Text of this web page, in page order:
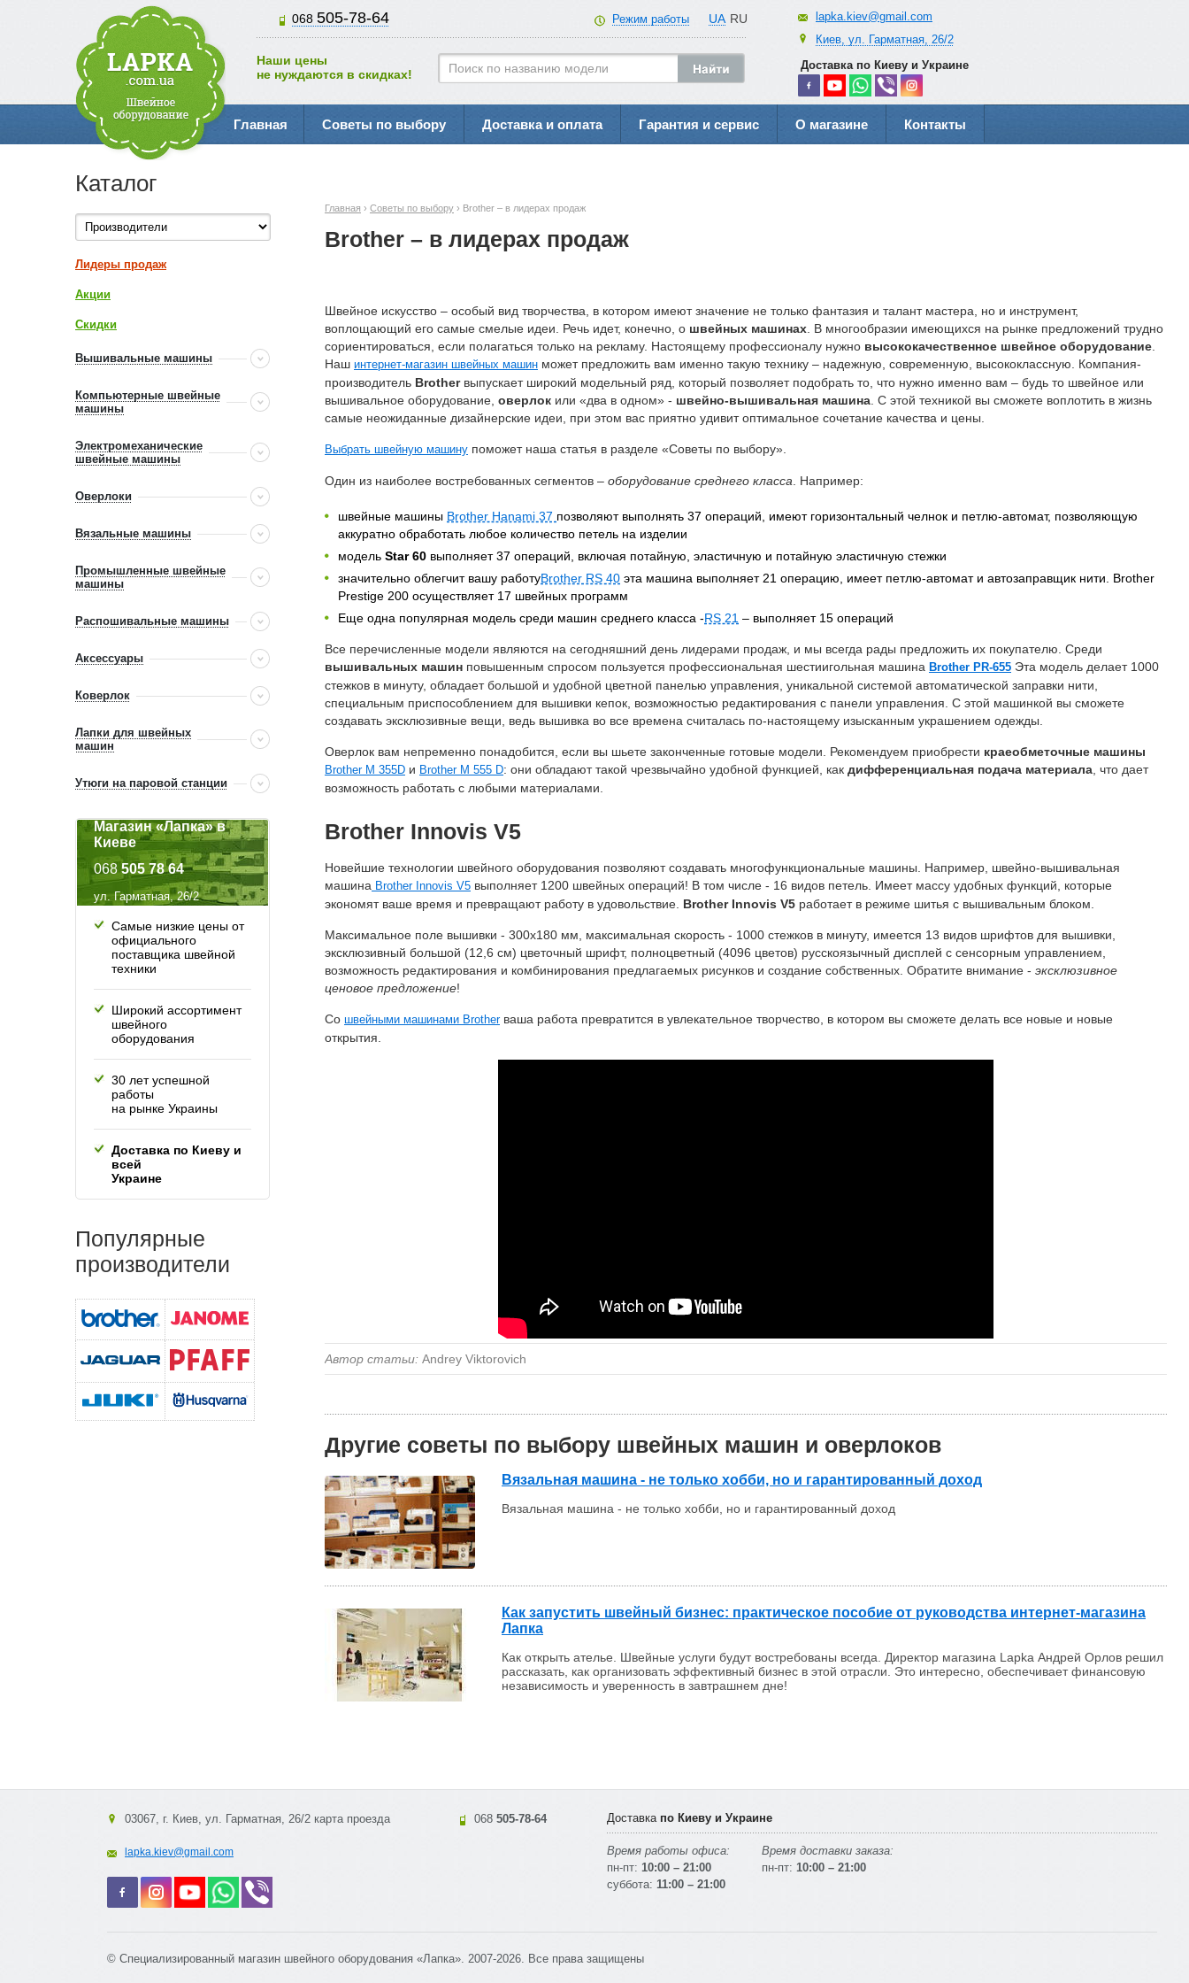
068 505-78-64 UA RU
Режим работы
Наши цены
не нуждаются в скидках!
lapka.kiev@gmail.com
Киев, ул. Гарматная, 26/2
Доставка по Киеву и Украине
Главная Советы по выбору Доставка и оплата Гарантия и сервис О магазине Контакты
Главная › Советы по выбору › Brother – в лидерах продаж
Brother – в лидерах продаж
Швейное искусство – особый вид творчества, в котором имеют значение не только фантазия и талант мастера, но и инструмент,
воплощающий его самые смелые идеи. Речь идет, конечно, о швейных машинах . В многообразии имеющихся на рынке предложений трудно
сориентироваться, если полагаться только на рекламу. Настоящему профессионалу нужно высококачественное швейное оборудование
Наш интернет-магазин швейных машин может предложить вам именно такую технику – надежную, современную, высококлассную. Компания-
производитель Brotherвыпускает широкий модельный ряд, который позволяет подобрать то, что нужно именно вам – будь то швейное или
вышивальное оборудование, оверлок или «два в одном» - швейно-вышивальная машина . С этой техникой вы сможете воплотить в жизнь
самые неожиданные дизайнерские идеи, при этом вас приятно удивит оптимальное сочетание качества и цены.
Выбрать швейную машину поможет наша статья в разделе «Советы по выбору».
Один из наиболее востребованных сегментов – оборудование среднего класса . Например:
швейные машины Brother Hanami 37 позволяют выполнять 37 операций, имеют горизонтальный челнок и петлю-автомат, позволяющую
аккуратно обработать любое количество петель на изделии
модель Star 60 выполняет 37 операций, включая потайную, эластичную и потайную эластичную стежки
значительно облегчит вашу работуBrother RS 40 эта машина выполняет 21 операцию, имеет петлю-автомат и автозаправщик нити. Brother
Prestige 200 осуществляет 17 швейных программ
Еще одна популярная модель среди машин среднего класса -RS 21 – выполняет 15 операций
Все перечисленные модели являются на сегодняшний день лидерами продаж, и мы всегда рады предложить их покупателю. Среди
вышивальных машин повышенным спросом пользуется профессиональная шестиигольная машина Brother PR-655 Эта модель делает 1000
стежков в минуту, обладает большой и удобной цветной панелью управления, уникальной системой автоматической заправки нити,
специальным приспособлением для вышивки кепок, возможностью редактирования с панели управления. С этой машинкой вы сможете
создавать эксклюзивные вещи, ведь вышивка во все времена считалась по-настоящему изысканным украшением одежды.
Оверлок вам непременно понадобится, если вы шьете законченные готовые модели. Рекомендуем приобрести краеобметочные машины
Brother M 355D и Brother M 555 D: они обладают такой чрезвычайно удобной функцией, как дифференциальная подача материала , что дает
возможность работать с любыми материалами.
Brother Innovis V5
Новейшие технологии швейного оборудования позволяют создавать многофункциональные машины. Например, швейно-вышивальная
машина Brother Innovis V5 выполняет 1200 швейных операций! В том числе - 16 видов петель. Имеет массу удобных функций, которые
экономят ваше время и превращают работу в удовольствие. Brother Innovis V5 работает в режиме шитья с вышивальным блоком.
Максимальное поле вышивки - 300х180 мм, максимальная скорость - 1000 стежков в минуту, имеется 13 видов шрифтов для вышивки,
эксклюзивный большой (12,6 см) цветочный шрифт, полноцветный (4096 цветов) русскоязычный дисплей с сенсорным управлением,
возможность редактирования и комбинирования предлагаемых рисунков и создание собственных. Обратите внимание - эксклюзивное
ценовое предложение!
Со швейными машинами Brotherваша работа превратится в увлекательное творчество, в котором вы сможете делать все новые и новые
открытия.
Автор статьи: Andrey Viktorovich
Другие советы по выбору швейных машин и оверлоков
Вязальная машина - не только хобби, но и гарантированный доход
Вязальная машина - не только хобби, но и гарантированный доход
Как запустить швейный бизнес: практическое пособие от руководства интернет-магазина
Лапка
Как открыть ателье. Швейные услуги будут востребованы всегда. Директор магазина Lapka Андрей Орлов решил
рассказать, как организовать эффективный бизнес в этой отрасли. Это интересно, обеспечивает финансовую
независимость и уверенность в завтрашнем дне!
Каталог
Лидеры продаж
Акции
Скидки
Вышивальные машины
Компьютерные швейные
машины
Электромеханические
швейные машины
Оверлоки
Вязальные машины
Промышленные швейные
машины
Распошивальные машины
Аксессуары
Коверлок
Лапки для швейных
машин
Утюги на паровой станции
Магазин «Лапка» в
Киеве
068 505 78 64
ул. Гарматная, 26/2
Самые низкие цены от
официального
поставщика швейной
техники
Широкий ассортимент
швейного
оборудования
30 лет успешной
работы
на рынке Украины
Доставка по Киеву и
всей
Украине
Популярные
производители
03067, г. Киев, ул. Гарматная, 26/2 карта проезда
lapka.kiev@gmail.com
068 505-78-64 Доставка по Киеву и Украине
Время работы офиса:
пн-пт: 10:00 – 21:00
суббота: 11:00 – 21:00
Время доставки заказа:
пн-пт: 10:00 – 21:00
© Специализированный магазин швейного оборудования «Лапка». 2007-2026. Все права защищены